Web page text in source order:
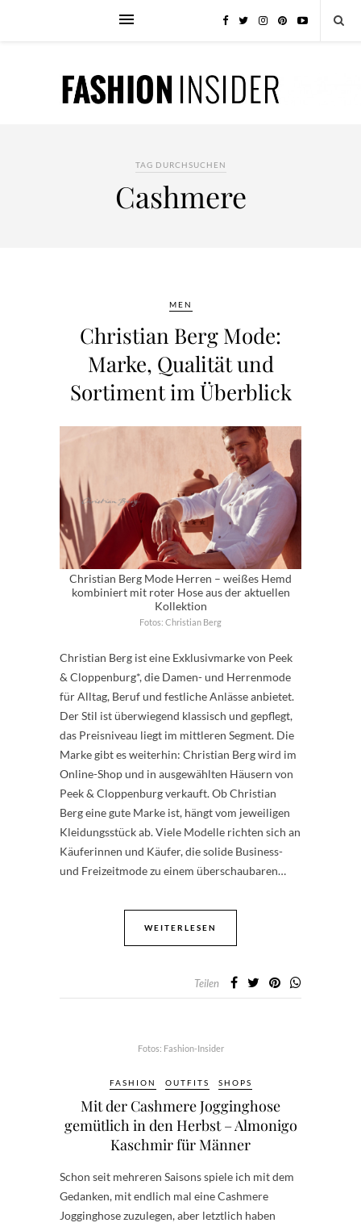
TAG DURCHSUCHEN
Cashmere
MEN
Christian Berg Mode:
Marke, Qualität und
Sortiment im Überblick
Christian Berg Mode Herren – weißes Hemd
kombiniert mit roter Hose aus der aktuellen
Kollektion
Fotos: Christian Berg
Christian Berg ist eine Exklusivmarke von Peek
& Cloppenburg*, die Damen- und Herrenmode
für Alltag, Beruf und festliche Anlässe anbietet.
Der Stil ist überwiegend klassisch und gepflegt,
das Preisniveau liegt im mittleren Segment. Die
Marke gibt es weiterhin: Christian Berg wird im
Online-Shop und in ausgewählten Häusern von
Peek & Cloppenburg verkauft. Ob Christian
Berg eine gute Marke ist, hängt vom jeweiligen
Kleidungsstück ab. Viele Modelle richten sich an
Käuferinnen und Käufer, die solide Business-
und Freizeitmode zu einem überschaubaren…
WEITERLESEN
Teilen
Fotos: Fashion-Insider
FASHION OUTFITS SHOPS
Mit der Cashmere Jogginghose
gemütlich in den Herbst – Almonigo
Kaschmir für Männer
Schon seit mehreren Saisons spiele ich mit dem
Gedanken, mit endlich mal eine Cashmere
Jogginghose zuzulegen, aber letztlich haben